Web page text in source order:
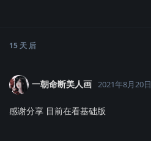
15 天 后
一朝命断美人画 2021年8月20日
感谢分享 目前在看基础版